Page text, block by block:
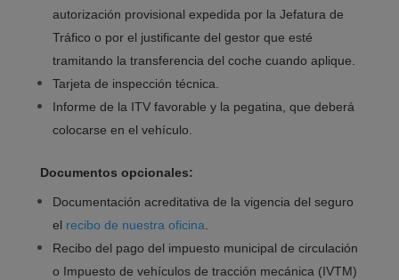
autorización provisional expedida por la Jefatura de
Tráfico o por el justificante del gestor que esté
tramitando la transferencia del coche cuando aplique.
Tarjeta de inspección técnica.
Informe de la ITV favorable y la pegatina, que deberá
colocarse en el vehículo.
Documentos opcionales:
Documentación acreditativa de la vigencia del seguro
el recibo de nuestra oficina.
Recibo del pago del impuesto municipal de circulación
o Impuesto de vehículos de tracción mecánica (IVTM)